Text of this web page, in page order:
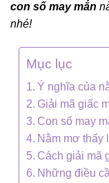
con số may mắn
nhé!
Mục lục
Ý nghĩa của
Giải mã giấc
Con số may
Nằm mơ thấy
Cách giải mã
Những điều